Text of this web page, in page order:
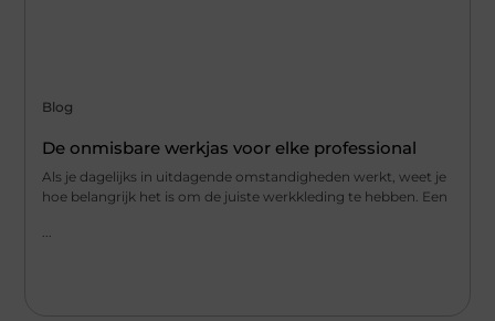
Blog
De onmisbare werkjas voor elke professional
Als je dagelijks in uitdagende omstandigheden werkt, weet je
hoe belangrijk het is om de juiste werkkleding te hebben. Een